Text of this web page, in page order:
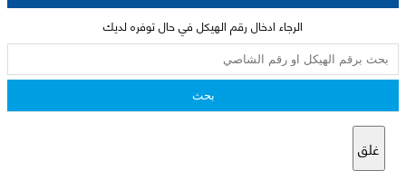
الرجاء ادخال رقم الهيكل في حال توفره لديك
بحث
غلق